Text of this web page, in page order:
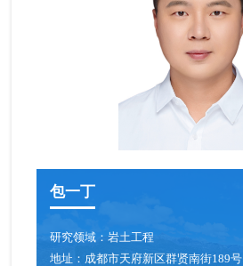
包一丁
研究领域：岩土工程
地址： 成都市天府新区群贤南街189号